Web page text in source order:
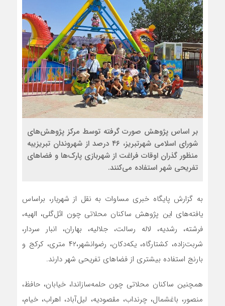
بر اساس پژوهش صورت گرفته توسط مرکز پژوهش‌های
شورای اسلامی شهرتبریز، ۴۶ درصد از شهروندان تبریزیبه
منظور گذران اوقات فراغت از شهربازی پارک‌ها و فضاهای
تفریحی شهر استفاده می‌کنند.
به گزارش پایگاه خبری مساوات به نقل از شهریار، براساس
یافته‌های این پژوهش ساکنان محلاتی چون ائل‌گلی، الهیه،
فرشته، رشدیه، لاله رسالت، جلالیه، بهاران، انبار سردار،
شربت‌زاده، کشتارگاه، یکه‌دکان، رضوانشهر،۴۲ متری، کرکج و
بارنج استفاده بیشتری از فضاهای تفریحی شهر دارند.
همچنین ساکنان محلاتی چون حلمه‌سازاندا، خیابان، حافظ،
منصور، باغشمال، چرنداب، مقصودیه، لیل‌آباد، اهراب، خیام،